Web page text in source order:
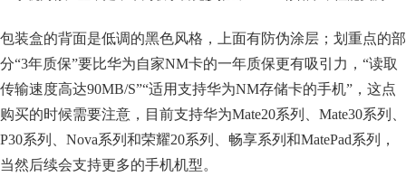
包装盒的背面是低调的黑色风格，上面有防伪涂层；划重点的部
分“3年质保”要比华为自家NM卡的一年质保更有吸引力，“读取
传输速度高达90MB/S”“适用支持华为NM存储卡的手机”，这点
购买的时候需要注意，目前支持华为Mate20系列、Mate30系列、
P30系列、Nova系列和荣耀20系列、畅享系列和MatePad系列，
当然后续会支持更多的手机机型。